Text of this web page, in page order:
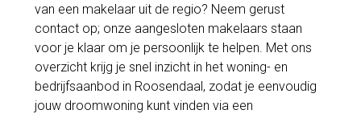
van een makelaar uit de regio? Neem gerust
contact op; onze aangesloten makelaars staan
voor je klaar om je persoonlijk te helpen. Met ons
overzicht krijg je snel inzicht in het woning- en
bedrijfsaanbod in Roosendaal, zodat je eenvoudig
jouw droomwoning kunt vinden via een